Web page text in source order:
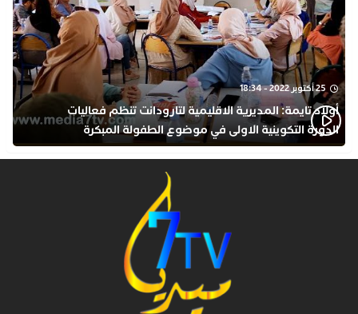
25 أكتوبر 2022 - 18:34
أولاد تايمة: المديرية الاقليمية لتارودانت تنظم فعاليات
الدورة التكوينية الاولى في موضوع الطفولة المبكرة
بمركز التكوين ثانوية الحسن الثاني التأهيلية